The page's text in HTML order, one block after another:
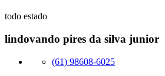
todo estado
lindovando pires da silva junior
(61) 98608-6025